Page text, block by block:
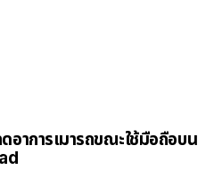
อาการเมารถขณะใช้มือถือบน